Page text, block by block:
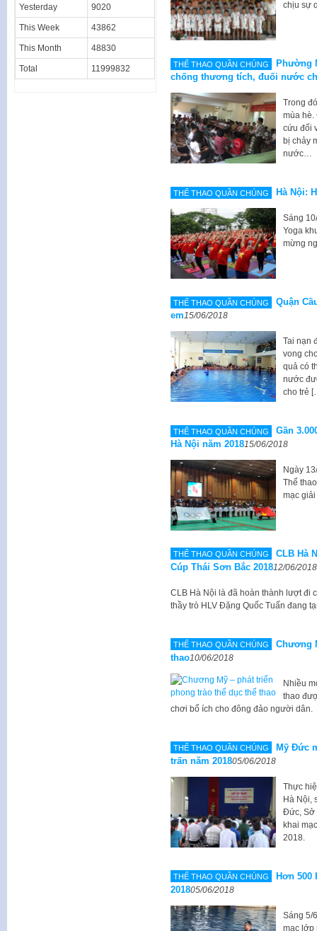
chịu sự
THỂ THAO QUẦN CHÚNG
Phường
chống thương tích, đuối nước
Trong
mùa
cứu đối
bị chảy
nước…
THỂ THAO QUẦN CHÚNG Hà Nội:
Sáng
Yoga
mừng
THỂ THAO QUẦN CHÚNG
Quận
em15/06/2018
Tai nạn
vong
quả có
nước
cho trẻ
THỂ THAO QUẦN CHÚNG
Gần
Hà Nội năm 201815/06/2018
Ngày
Thể
mạc
THỂ THAO QUẦN CHÚNG
CLB Hà
Cúp Thái Sơn Bắc 201812/06/2018
CLB Hà Nội là đã hoàn thành lượt đi
thầy trò HLV Đặng Quốc Tuấn đang
THỂ THAO QUẦN CHÚNG
Chương
thao10/06/2018
Nhiều
thao
chơi bổ ích cho đông đảo người dân.
THỂ THAO QUẦN CHÚNG
Mỹ Đức
trấn năm 201805/06/2018
Thực
Hà Nội,
Đức, Sở
khai
2018.
THỂ THAO QUẦN CHÚNG
Hơn
201805/06/2018
Sáng 5/
mạc lớp
Yesterday 9020
This Week 43862
This Month 48830
Total 11999832